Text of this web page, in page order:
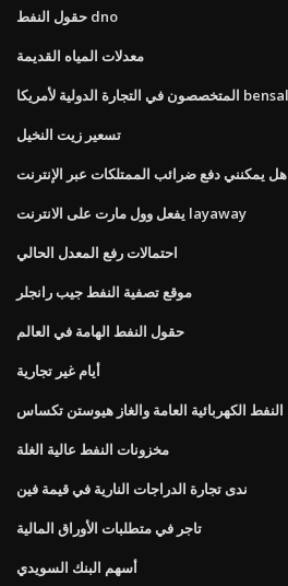
حقول النفط dno
معدلات المياه القديمة
تسعير زيت النخيل
هل يمكنني دفع ضرائب الممتلكات عبر الإنترنت
يفعل وول مارت على الانترنت layaway
احتمالات رفع المعدل الحالي
موقع تصفية النفط جيب رانجلر
حقول النفط الهامة في العالم
أيام غير تجارية
النفط الكهربائية العامة والغاز هيوستن تكساس
مخزونات النفط عالية الغلة
ندى تجارة الدراجات النارية في قيمة فين
تاجر في متطلبات الأوراق المالية
أسهم البنك السويدي